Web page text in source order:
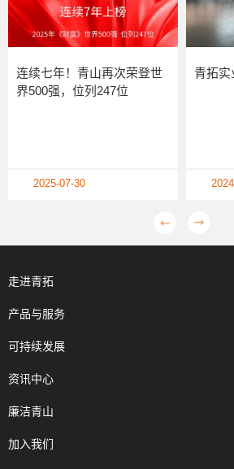
连续七年！青山再次荣登世
界500强，位列247位
2025-07-30
青拓实
走进青拓
产品与服务
可持续发展
资讯中心
廉洁青山
加入我们